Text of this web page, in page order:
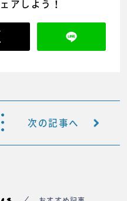
アしよう！
次の記事へ